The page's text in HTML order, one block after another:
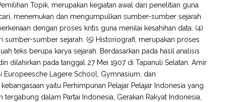
Topik, merupakan kegiatan awal dari penelitian guna
menemukan dan mengumpulkan sumber-sumber sejarah
dengan proses kritis guna menilai kesahihan data. (4)
sumber-sumber sejarah. (5) Historiografi, merupakan proses
teks berupa karya sejarah. Berdasarkan pada hasil analisis
dilahirkan pada tanggal 27 Mei 1907 di Tapanuli Selatan. Amir
Lagere School, Gymnasium, dan
yaitu Perhimpunan Pelajar Pelajar Indonesia yang
dalam Partai Indonesia, Gerakan Rakyat Indonesia,